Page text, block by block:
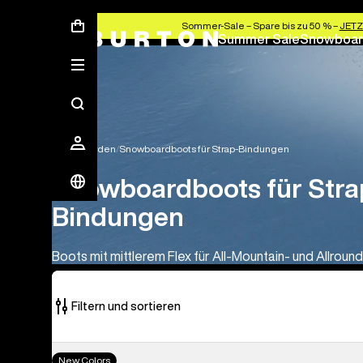
Sommer-Sale – Spare bis zu 50 % –
Summer Sale
Snowboarden Snowboardboots für Strap-Bindungen
Snowboardboots für
Bindungen
Boots mit mittlerem Flex für All-Mountain- und
Filtern und sortieren
18
Burton
New Colors